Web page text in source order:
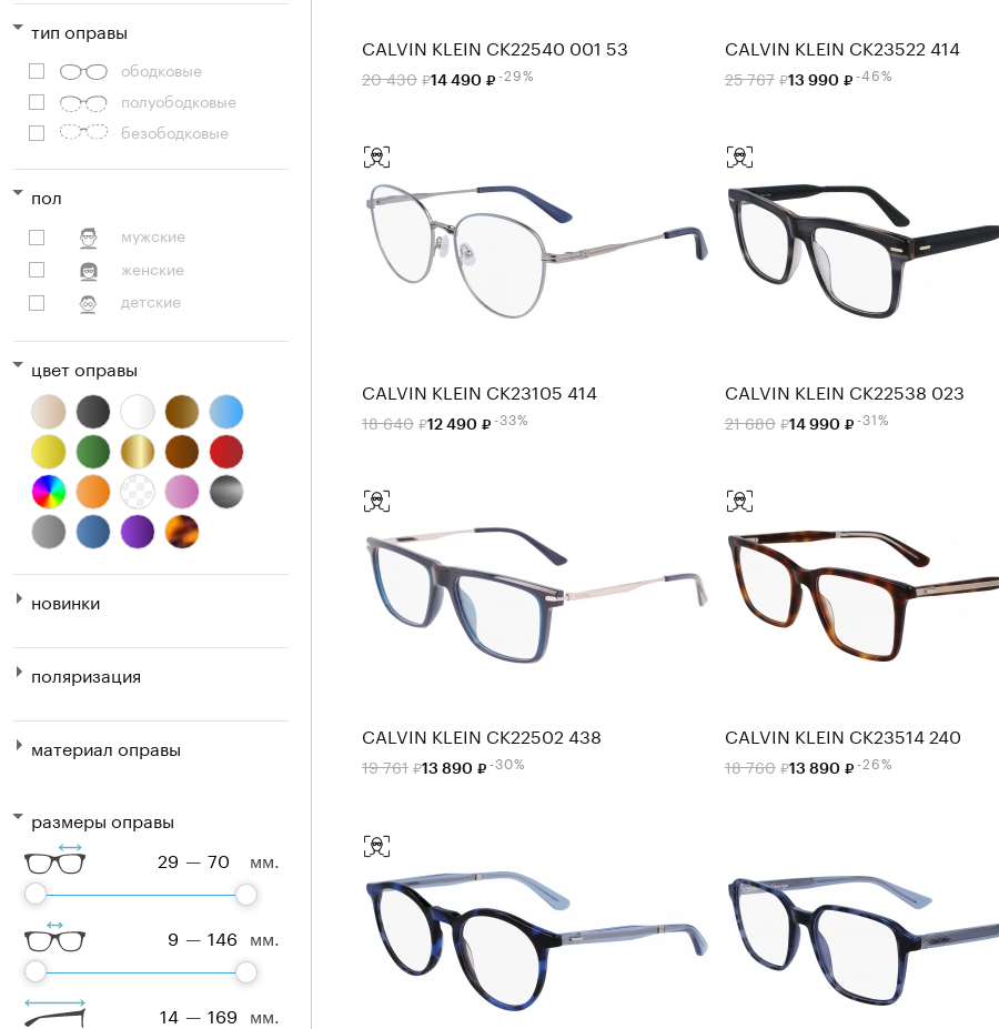
тип оправы
ободковые
полуободковые
безободковые
пол
мужские
женские
детские
цвет оправы
новинки
поляризация
материал оправы
размеры оправы
—
мм.
— мм.
— мм.
CALVIN KLEIN CK22540 001 53
20 430 14 490 -29%
CALVIN KLEIN CK23522 414
25 767 13 990 -46%
CALVIN KLEIN CK23105 414
18 640 12 490 -33%
CALVIN KLEIN CK22538 023
21 680 14 990 -31%
CALVIN KLEIN CK22502 438
19 761 13 890 -30%
CALVIN KLEIN CK23514 240
18 760 13 890 -26%